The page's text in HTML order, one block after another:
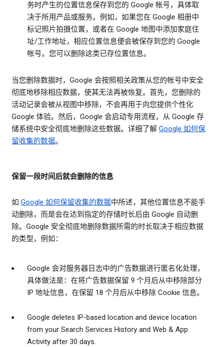
务时产生的位置信息保存到您的 Google 帐号，具体取
决于所用产品或服务。例如，如果您在 Google 相册中
标记照片拍摄位置，或者在 Google 地图中添加家庭住
址/工作地址，相应位置信息便会被保存到您的 Google
帐号。您可以删除这类已存位置信息。
当您删除数据时，Google 会按照相关政策从您的帐号中安全
彻底地移除相应数据，使其无法再被恢复。首先，您删除的
活动记录会被从视图中移除，不会再用于向您提供个性化
Google 体验。然后，Google 会启动专用流程，从 Google 存
储系统中安全彻底地删除这些数据。详细了解 Google 如何保
留收集的数据。
保留一段时间后就会删除的信息
如 Google 如何保留收集的数据中所述，其他位置信息不能手
动删除，而是会在达到指定的存储时长后由 Google 自动删
除。Google 安全彻底地删除数据所需的时长取决于相应数据
的类型，例如：
Google 会对服务器日志中的广告数据进行匿名化处理，
具体做法是：在将广告数据保留 9 个月后从中移除部分
IP 地址信息，在保留 18 个月后从中移除 Cookie 信息。
Google deletes IP-based location and device location
from your Search Services History and Web & App
Activity after 30 days.